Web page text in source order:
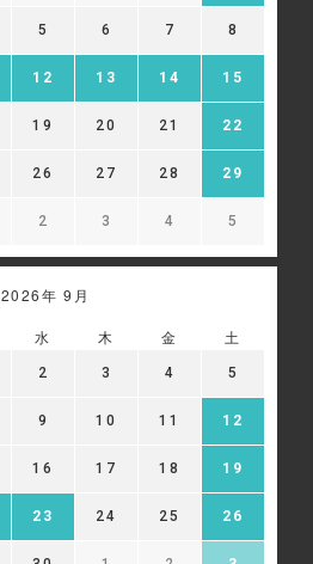
5 6 7 8
12 13 14 15
19 20 21 22
26 27 28 29
2 3 4 5
2026年 9月
水 木 金 土
2 3 4 5
9 10 11 12
16 17 18 19
23 24 25 26